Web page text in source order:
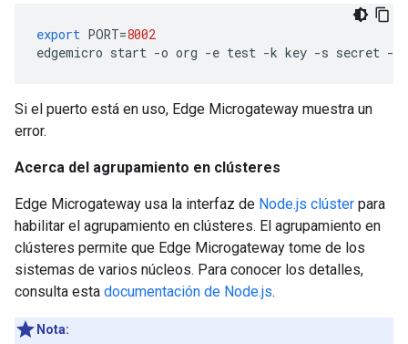
export PORT=8002
edgemicro start -o org -e test -k key -s secret -
Si el puerto está en uso, Edge Microgateway muestra un
error.
Acerca del agrupamiento en clústeres
Edge Microgateway usa la interfaz de Node.js clúster para
habilitar el agrupamiento en clústeres. El agrupamiento en
clústeres permite que Edge Microgateway tome de los
sistemas de varios núcleos. Para conocer los detalles,
consulta esta documentación de Node.js.
Nota: